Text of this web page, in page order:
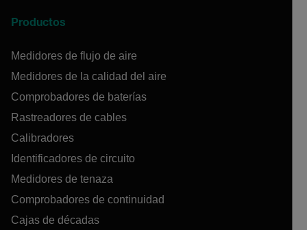
Productos
Medidores de flujo de aire
Medidores de la calidad del aire
Comprobadores de baterías
Rastreadores de cables
Calibradores
Identificadores de circuito
Medidores de tenaza
Comprobadores de continuidad
Cajas de décadas